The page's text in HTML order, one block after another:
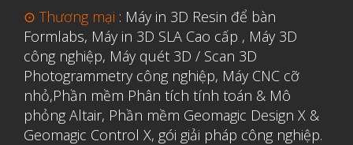
⊙ Thương mại : Máy in 3D Resin để bàn
Formlabs, Máy in 3D SLA Cao cấp , Máy 3D
công nghiệp, Máy quét 3D / Scan 3D
Photogrammetry công nghiệp, Máy CNC cỡ
nhỏ,Phần mềm Phân tích tính toán & Mô
phỏng Altair, Phần mềm Geomagic Design X &
Geomagic Control X, gói giải pháp công nghiệp.